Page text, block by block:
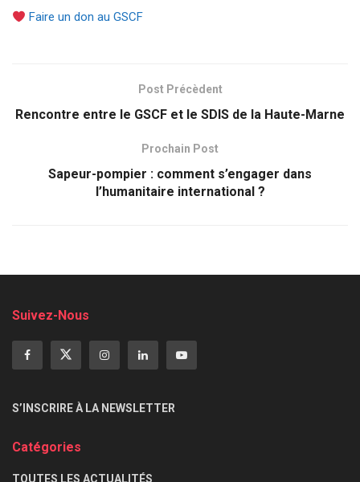
Faire un don au GSCF
Post Précèdent
Rencontre entre le GSCF et le SDIS de la Haute-Marne
Prochain Post
Sapeur-pompier : comment s’engager dans
l’humanitaire international ?
Suivez-Nous
S’INSCRIRE À LA NEWSLETTER
Catégories
TOUTES LES ACTUALITÉS